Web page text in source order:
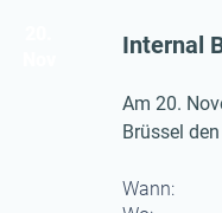
Internal
Am 20.
Brüssel
Wann: